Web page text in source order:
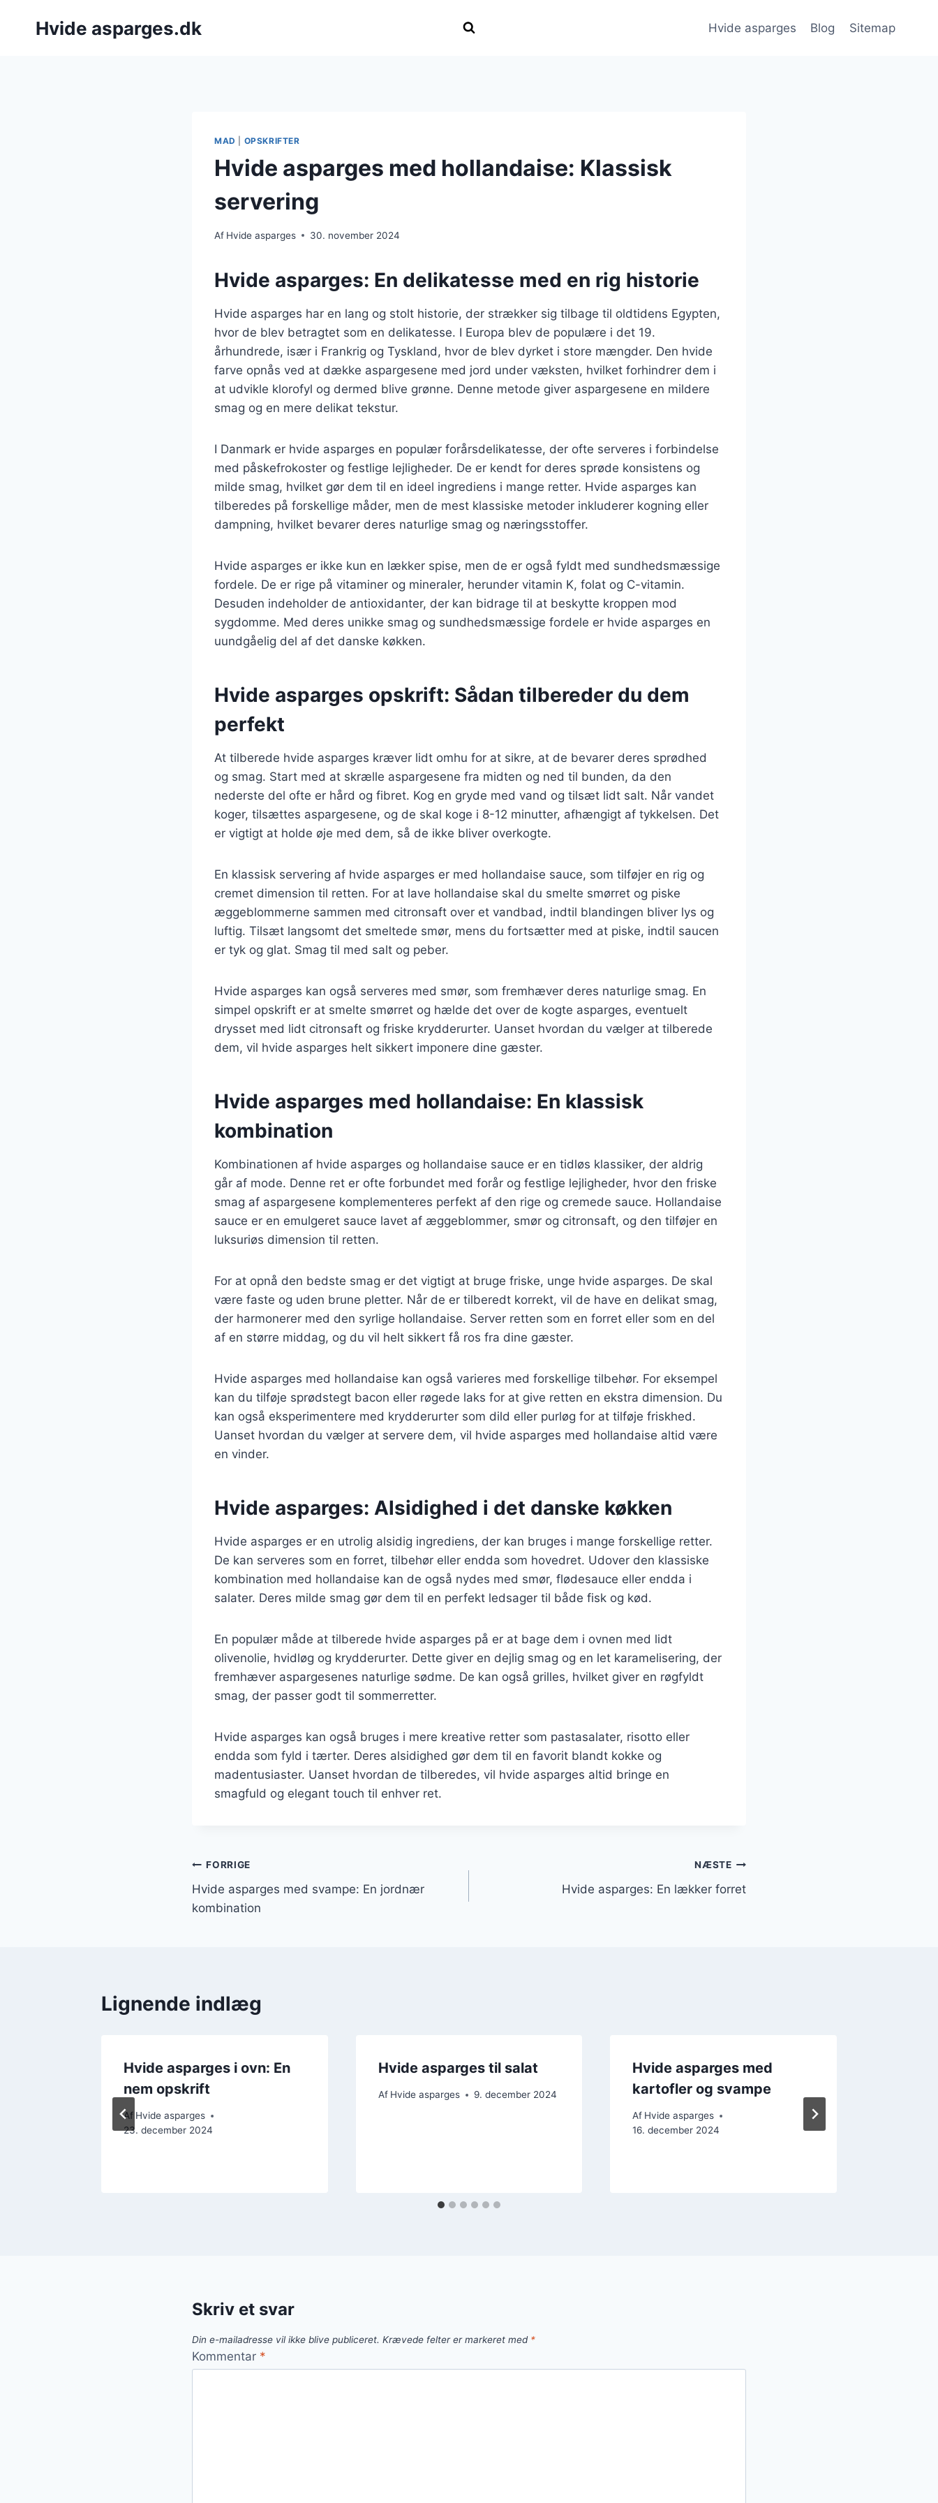
Hvide asparges.dk Hvide asparges Blog Sitemap
MAD OPSKRIFTER
Hvide asparges med hollandaise: Klassisk
servering
Af Hvide asparges 30. november 2024
Hvide asparges: En delikatesse med en rig historie
Hvide asparges har en lang og stolt historie, der strækker sig tilbage til oldtidens Egypten,
hvor de blev betragtet som en delikatesse. I Europa blev de populære i det 19.
århundrede, især i Frankrig og Tyskland, hvor de blev dyrket i store mængder. Den hvide
farve opnås ved at dække aspargesene med jord under væksten, hvilket forhindrer dem i
at udvikle klorofyl og dermed blive grønne. Denne metode giver aspargesene en mildere
smag og en mere delikat tekstur.
I Danmark er hvide asparges en populær forårsdelikatesse, der ofte serveres i forbindelse
med påskefrokoster og festlige lejligheder. De er kendt for deres sprøde konsistens og
milde smag, hvilket gør dem til en ideel ingrediens i mange retter. Hvide asparges kan
tilberedes på forskellige måder, men de mest klassiske metoder inkluderer kogning eller
dampning, hvilket bevarer deres naturlige smag og næringsstoffer.
Hvide asparges er ikke kun en lækker spise, men de er også fyldt med sundhedsmæssige
fordele. De er rige på vitaminer og mineraler, herunder vitamin K, folat og C-vitamin.
Desuden indeholder de antioxidanter, der kan bidrage til at beskytte kroppen mod
sygdomme. Med deres unikke smag og sundhedsmæssige fordele er hvide asparges en
uundgåelig del af det danske køkken.
Hvide asparges opskrift: Sådan tilbereder du dem
perfekt
At tilberede hvide asparges kræver lidt omhu for at sikre, at de bevarer deres sprødhed
og smag. Start med at skrælle aspargesene fra midten og ned til bunden, da den
nederste del ofte er hård og fibret. Kog en gryde med vand og tilsæt lidt salt. Når vandet
koger, tilsættes aspargesene, og de skal koge i 8-12 minutter, afhængigt af tykkelsen. Det
er vigtigt at holde øje med dem, så de ikke bliver overkogte.
En klassisk servering af hvide asparges er med hollandaise sauce, som tilføjer en rig og
cremet dimension til retten. For at lave hollandaise skal du smelte smørret og piske
æggeblommerne sammen med citronsaft over et vandbad, indtil blandingen bliver lys og
luftig. Tilsæt langsomt det smeltede smør, mens du fortsætter med at piske, indtil saucen
er tyk og glat. Smag til med salt og peber.
Hvide asparges kan også serveres med smør, som fremhæver deres naturlige smag. En
simpel opskrift er at smelte smørret og hælde det over de kogte asparges, eventuelt
drysset med lidt citronsaft og friske krydderurter. Uanset hvordan du vælger at tilberede
dem, vil hvide asparges helt sikkert imponere dine gæster.
Hvide asparges med hollandaise: En klassisk
kombination
Kombinationen af hvide asparges og hollandaise sauce er en tidløs klassiker, der aldrig
går af mode. Denne ret er ofte forbundet med forår og festlige lejligheder, hvor den friske
smag af aspargesene komplementeres perfekt af den rige og cremede sauce. Hollandaise
sauce er en emulgeret sauce lavet af æggeblommer, smør og citronsaft, og den tilføjer en
luksuriøs dimension til retten.
For at opnå den bedste smag er det vigtigt at bruge friske, unge hvide asparges. De skal
være faste og uden brune pletter. Når de er tilberedt korrekt, vil de have en delikat smag,
der harmonerer med den syrlige hollandaise. Server retten som en forret eller som en del
af en større middag, og du vil helt sikkert få ros fra dine gæster.
Hvide asparges med hollandaise kan også varieres med forskellige tilbehør. For eksempel
kan du tilføje sprødstegt bacon eller røgede laks for at give retten en ekstra dimension. Du
kan også eksperimentere med krydderurter som dild eller purløg for at tilføje friskhed.
Uanset hvordan du vælger at servere dem, vil hvide asparges med hollandaise altid være
en vinder.
Hvide asparges: Alsidighed i det danske køkken
Hvide asparges er en utrolig alsidig ingrediens, der kan bruges i mange forskellige retter.
De kan serveres som en forret, tilbehør eller endda som hovedret. Udover den klassiske
kombination med hollandaise kan de også nydes med smør, flødesauce eller endda i
salater. Deres milde smag gør dem til en perfekt ledsager til både fisk og kød.
En populær måde at tilberede hvide asparges på er at bage dem i ovnen med lidt
olivenolie, hvidløg og krydderurter. Dette giver en dejlig smag og en let karamelisering, der
fremhæver aspargesenes naturlige sødme. De kan også grilles, hvilket giver en røgfyldt
smag, der passer godt til sommerretter.
Hvide asparges kan også bruges i mere kreative retter som pastasalater, risotto eller
endda som fyld i tærter. Deres alsidighed gør dem til en favorit blandt kokke og
madentusiaster. Uanset hvordan de tilberedes, vil hvide asparges altid bringe en
smagfuld og elegant touch til enhver ret.
Indlægsnavigation
FORRIGE
Hvide asparges med svampe: En jordnær
kombination
NÆSTE
Hvide asparges: En lækker forret
Lignende indlæg
Hvide asparges i ovn: En
nem opskrift
Af Hvide asparges
23. december 2024
Hvide asparges til salat
Af Hvide asparges 9. december 2024
Hvide asparges med
kartofler og svampe
Af Hvide asparges
16. december 2024
Skriv et svar
Din e-mailadresse vil ikke blive publiceret. Krævede felter er markeret med *
Kommentar *